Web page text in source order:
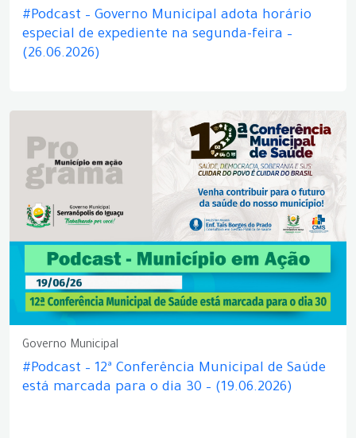
#Podcast – Governo Municipal adota horário
especial de expediente na segunda-feira –
(26.06.2026)
Governo Municipal
#Podcast – 12ª Conferência Municipal de Saúde
está marcada para o dia 30 – (19.06.2026)